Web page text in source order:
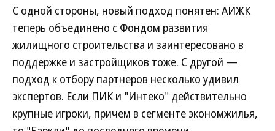
С одной стороны, новый подход понятен: АИЖК
теперь объединено с Фондом развития
жилищного строительства и заинтересовано в
поддержке и застройщиков тоже. С другой —
подход к отбору партнеров несколько удивил
экспертов. Если ПИК и "Интеко" действительно
крупные игроки, причем в сегменте экономжилья,